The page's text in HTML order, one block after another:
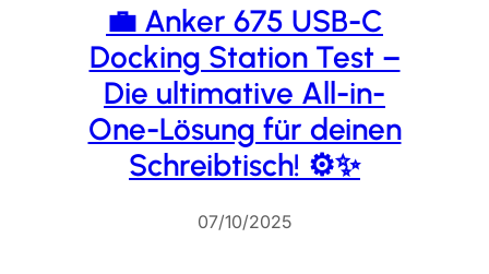
💼 Anker 675 USB-C
Docking Station Test –
Die ultimative All-in-
One-Lösung für deinen
Schreibtisch! ⚙️✨
07/10/2025